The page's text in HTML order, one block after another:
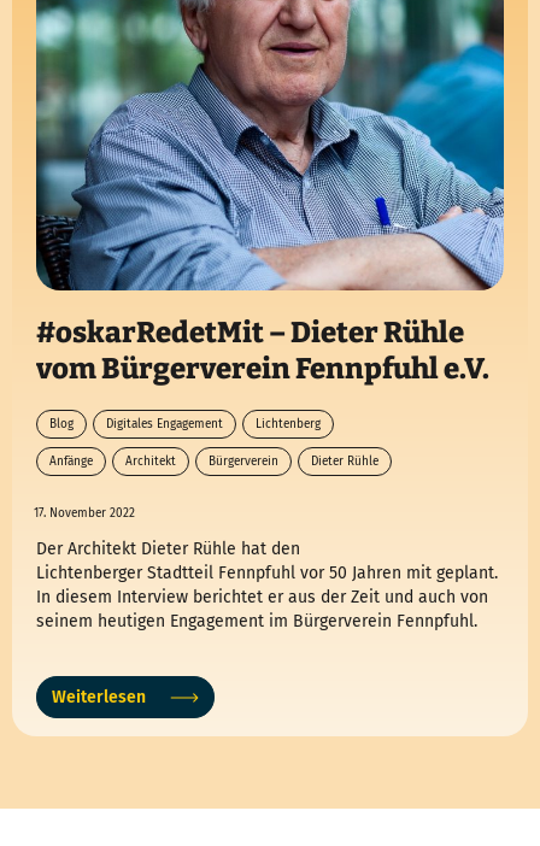
#oskarRedetMit – Dieter Rühle
vom Bürgerverein Fennpfuhl e.V.
Blog Digitales Engagement Lichtenberg
Anfänge Architekt Bürgerverein Dieter Rühle
17. November 2022
Der Architekt Dieter Rühle hat den
Lichtenberger Stadtteil Fennpfuhl vor 50 Jahren mit geplant.
In diesem Interview berichtet er aus der Zeit und auch von
seinem heutigen Engagement im Bürgerverein Fennpfuhl.
Weiterlesen